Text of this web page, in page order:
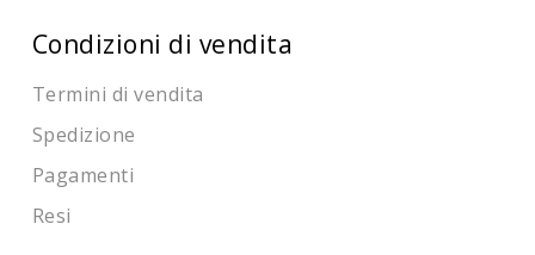
Condizioni di vendita
Termini di vendita
Spedizione
Pagamenti
Resi